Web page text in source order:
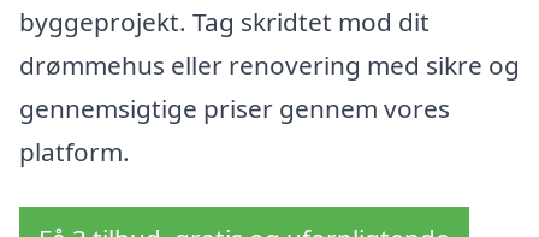
byggeprojekt. Tag skridtet mod dit
drømmehus eller renovering med sikre og
gennemsigtige priser gennem vores
platform.